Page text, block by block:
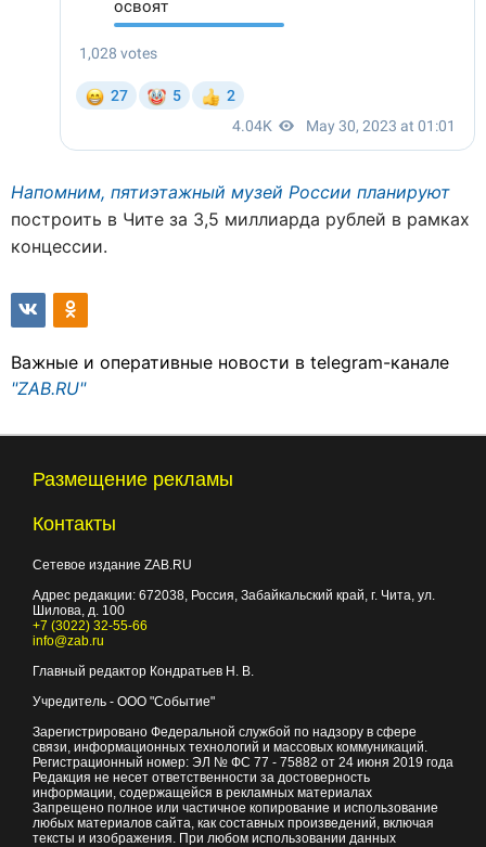
Напомним, пятиэтажный музей России планируют
построить в Чите за 3,5 миллиарда рублей в рамках
концессии.
Важные и оперативные новости в telegram-канале
"ZAB.RU"
Размещение рекламы
Контакты
Сетевое издание ZAB.RU
Адрес редакции: 672038 , Россия, Забайкальский край, г. Чита ул.
Шилова, д. 100
+7 (3022) 32-55-66
info@zab.ru
Главный редактор Кондратьев Н. В.
Учредитель - ООО "Событие"
Зарегистрировано Федеральной службой по надзору в сфере
связи, информационных технологий и массовых коммуникаций.
Регистрационный номер: ЭЛ № ФС 77 - 75882 от 24 июня 2019 года
Редакция не несет ответственности за достоверность
информации, содержащейся в рекламных материалах
Запрещено полное или частичное копирование и использование
любых материалов сайта, как составных произведений, включая
тексты и изображения. При любом использовании данных